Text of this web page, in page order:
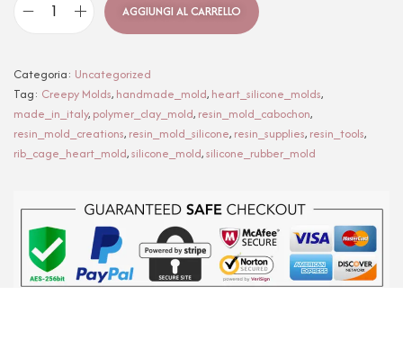
AGGIUNGI AL CARRELLO
Categoria: Uncategorized
Tag: Creepy Molds, handmade_mold, heart_silicone_molds,
made_in_italy, polymer_clay_mold, resin_mold_cabochon,
resin_mold_creations, resin_mold_silicone, resin_supplies, resin_tools,
rib_cage_heart_mold,silicone_mold,silicone_rubber_mold